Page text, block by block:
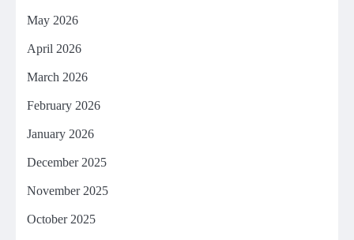
May 2026
April 2026
March 2026
February 2026
January 2026
December 2025
November 2025
October 2025